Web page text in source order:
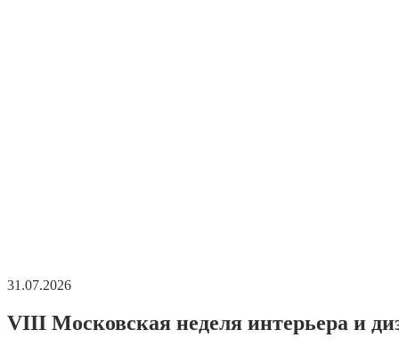
31.07.2026
VIII Московская неделя интерьера и